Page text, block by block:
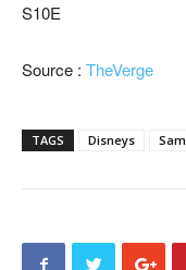
S10E
Source : TheVerge
TAGS Disneys